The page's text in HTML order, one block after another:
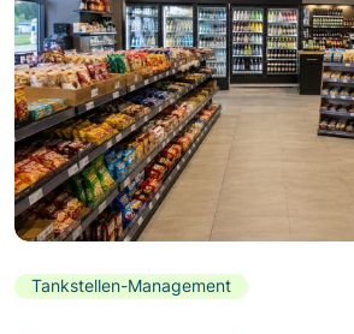
Tankstellen-Management